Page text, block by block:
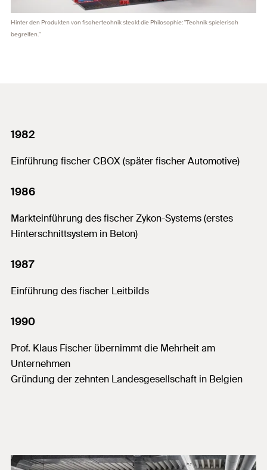
Hinter den Produkten von fischertechnik steckt die Philosophie: "Technik spielerisch
begreifen."
1982
Einführung fischer CBOX (später fischer Automotive)
1986
Markteinführung des fischer Zykon-Systems (erstes
Hinterschnittsystem in Beton)
1987
Einführung des fischer Leitbilds
1990
Prof. Klaus Fischer übernimmt die Mehrheit am
Unternehmen
Gründung der zehnten Landesgesellschaft in Belgien